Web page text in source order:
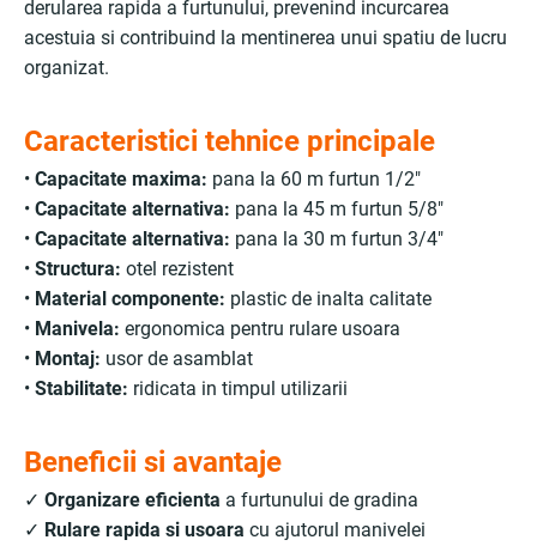
derularea rapida a furtunului, prevenind incurcarea
acestuia si contribuind la mentinerea unui spatiu de lucru
organizat.
Caracteristici tehnice principale
• Capacitate maxima: pana la 60 m furtun 1/2"
• Capacitate alternativa: pana la 45 m furtun 5/8"
• Capacitate alternativa: pana la 30 m furtun 3/4"
• Structura: otel rezistent
• Material componente: plastic de inalta calitate
• Manivela: ergonomica pentru rulare usoara
• Montaj: usor de asamblat
• Stabilitate: ridicata in timpul utilizarii
Beneficii si avantaje
✓ Organizare eficienta a furtunului de gradina
✓ Rulare rapida si usoara cu ajutorul manivelei